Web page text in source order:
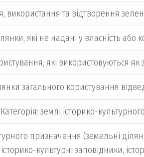
використання та відтворення
які не надані у власність
які використовуються
загального користування
Категорія: землі історико-
призначення (земельні
культурні заповідники,